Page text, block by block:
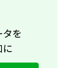
を
に